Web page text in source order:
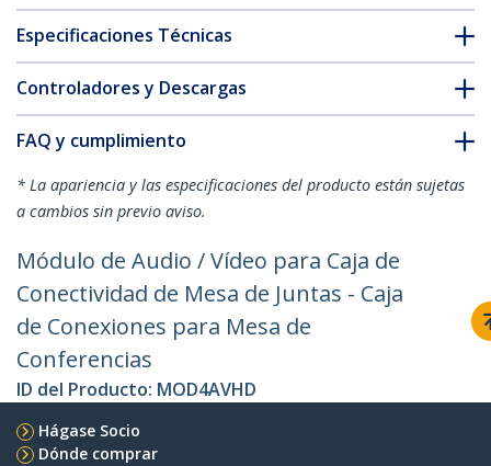
Especificaciones Técnicas
Controladores y Descargas
FAQ y cumplimiento
* La apariencia y las especificaciones del producto están sujetas
a cambios sin previo aviso.
Módulo de Audio / Vídeo para Caja de
Conectividad de Mesa de Juntas - Caja
de Conexiones para Mesa de
Conferencias
ID del Producto: MOD4AVHD
Hágase Socio
Dónde comprar